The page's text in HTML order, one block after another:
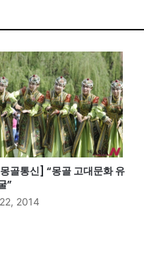
골통신] “몽골 고대문화 유
”
2014